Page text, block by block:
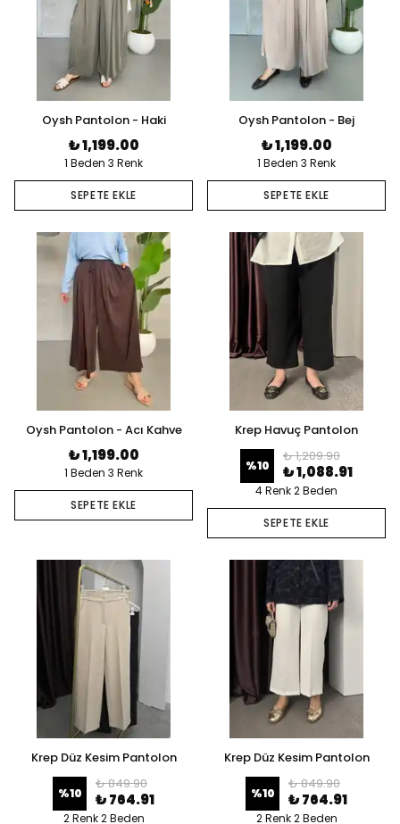
Oysh Pantolon - Haki
₺ 1,199.00
1 Beden 3 Renk
SEPETE EKLE
Oysh Pantolon - Bej
₺ 1,199.00
1 Beden 3 Renk
SEPETE EKLE
Oysh Pantolon - Acı Kahve
₺ 1,199.00
1 Beden 3 Renk
SEPETE EKLE
Krep Havuç Pantolon
%10
₺ 1,209.90
₺ 1,088.91
4 Renk 2 Beden
SEPETE EKLE
Krep Düz Kesim Pantolon
%10
₺ 849.90
₺ 764.91
2 Renk 2 Beden
Krep Düz Kesim Pantolon
%10
₺ 849.90
₺ 764.91
2 Renk 2 Beden